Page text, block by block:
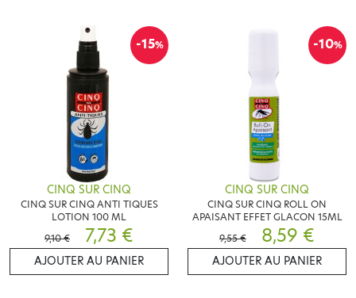
-15%
CINQ SUR CINQ
CINQ SUR CINQ ANTI TIQUES
LOTION 100 ML
9,10 €
7,73 €
AJOUTER AU PANIER
-10%
CINQ SUR CINQ
CINQ SUR CINQ ROLL ON
APAISANT EFFET GLACON 15ML
9,55 €
8,59 €
AJOUTER AU PANIER